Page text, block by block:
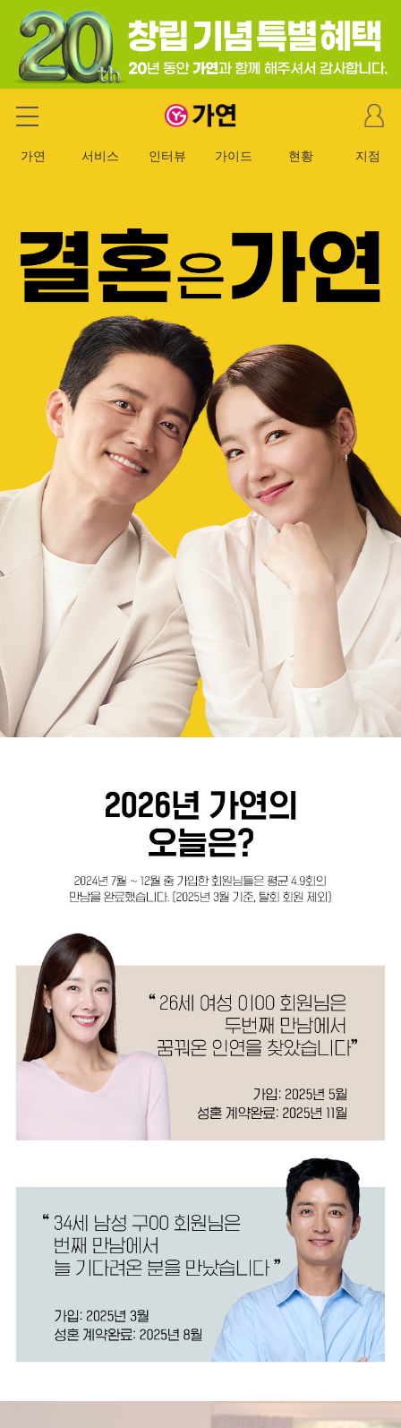
가연 결혼정보회사
마
이
이
가연 서비스 인터뷰 가이드 현황 지점